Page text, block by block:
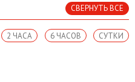
СВЕРНУТЬ ВСЕ
СУТКИ
6 ЧАСОВ
2 ЧАСА